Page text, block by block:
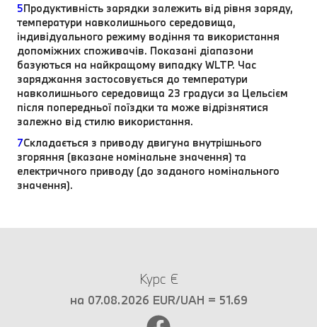
5Продуктивність зарядки залежить від рівня заряду,
температури навколишнього середовища,
індивідуального режиму водіння та використання
допоміжних споживачів. Показані діапазони
базуються на найкращому випадку WLTP. Час
заряджання застосовується до температури
навколишнього середовища 23 градуси за Цельсієм
після попередньої поїздки та може відрізнятися
залежно від стилю використання.
7Складається з приводу двигуна внутрішнього
згоряння (вказане номінальне значення) та
електричного приводу (до заданого номінального
значення).
Курс €
на 07.08.2026 EUR/UAH = 51.69